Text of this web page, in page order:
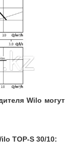
Wilo могут
TOP-S 30/10: